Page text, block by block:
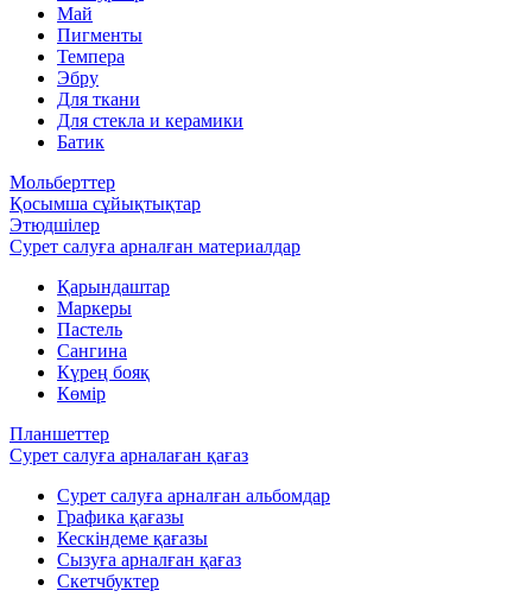
Май
Пигменты
Темпера
Эбру
Для ткани
Для стекла и керамики
Батик
Мольберттер
Қосымша сұйықтықтар
Этюдшілер
Сурет салуға арналған материалдар
Қарындаштар
Маркеры
Пастель
Сангина
Күрең бояқ
Көмір
Планшеттер
Сурет салуға арналаған қағаз
Сурет салуға арналған альбомдар
Графика қағазы
Кескіндеме қағазы
Сызуға арналған қағаз
Скетчбуктер